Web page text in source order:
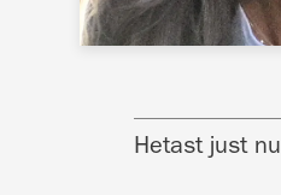
Hetast just nu